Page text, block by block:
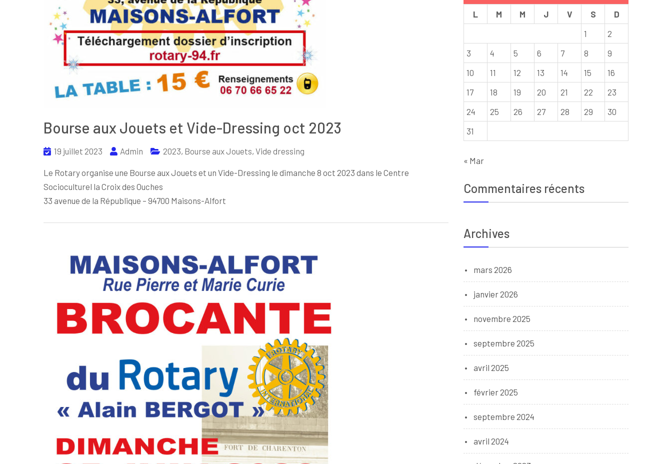
Bourse aux Jouets et Vide-Dressing oct 2023
19 juillet 2023 Admin 2023, Bourse aux Jouets, Vide dressing
Le Rotary organise une Bourse aux Jouets et un Vide-Dressing le dimanche 8 oct 2023 dans le Centre
Socioculturel la Croix des Ouches
33 avenue de la République – 94700 Maisons-Alfort
L
M M J V S
D
1
2
3
4 5 6 7 8
9
10
11 12 13 14 15
16
17
18 19 20 21 22
23
24
25 26 27 28 29
30
31
« Mar
Commentaires récents
Archives
mars 2026
janvier 2026
novembre 2025
septembre 2025
avril 2025
février 2025
septembre 2024
avril 2024